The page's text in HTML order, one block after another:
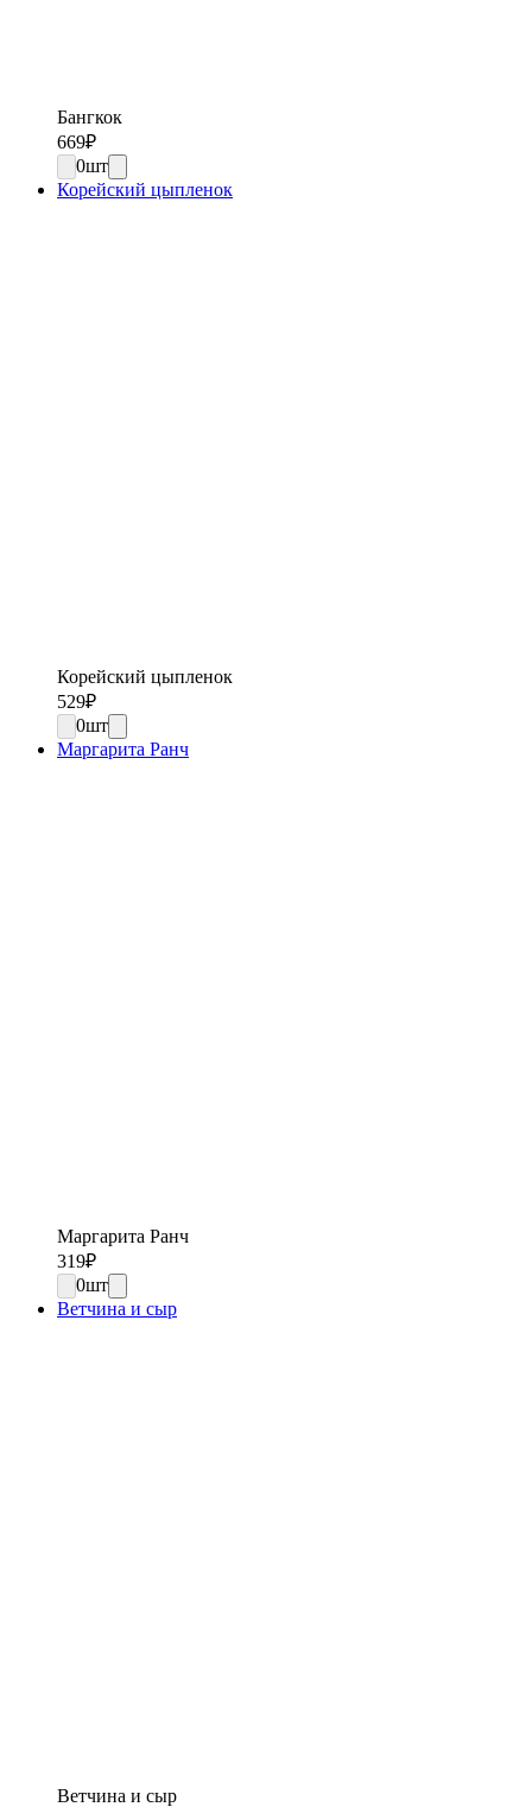
Бангкок
669₽
0шт
Корейский цыпленок
Корейский цыпленок
529₽
0шт
Маргарита Ранч
Маргарита Ранч
319₽
0шт
Ветчина и сыр
Ветчина и сыр